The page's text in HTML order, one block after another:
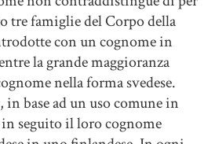
tre famiglie del Corpo della
con un cognome in
la grande maggioranza
nella forma svedese.
base ad un uso comune in
seguito il loro cognome